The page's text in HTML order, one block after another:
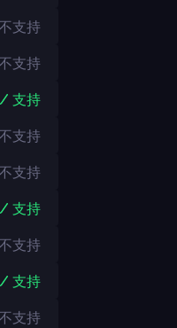
支持
支持
支持
支持
支持
支持
支持
支持
支持